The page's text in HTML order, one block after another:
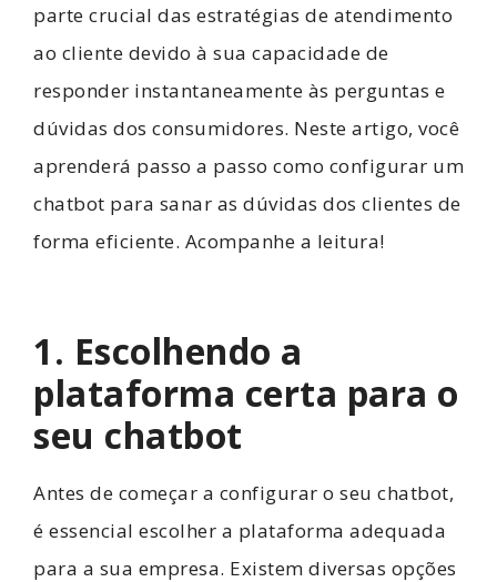
parte crucial das estratégias de atendimento
ao cliente devido à sua capacidade de
responder instantaneamente às perguntas e
dúvidas dos consumidores. Neste artigo, você
aprenderá passo a passo como configurar um
chatbot para sanar as dúvidas dos clientes de
forma eficiente. Acompanhe a leitura!
1. Escolhendo a
plataforma certa para o
seu chatbot
Antes de começar a configurar o seu chatbot,
é essencial escolher a plataforma adequada
para a sua empresa. Existem diversas opções